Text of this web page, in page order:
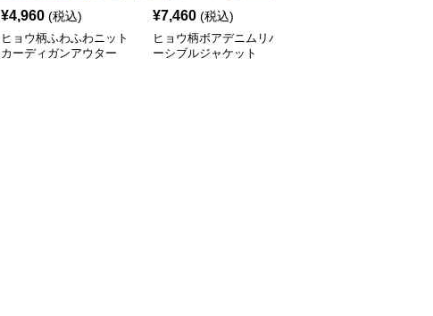
¥4,960 (税込)
ヒョウ柄ふわふわニット
カーディガンアウター
¥7,460 (税込)
ヒョウ柄ボアデニムリバ
ーシブルジャケット